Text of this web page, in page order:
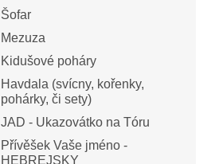
Šofar
Mezuza
Kidušové poháry
Havdala (svícny, kořenky,
pohárky, či sety)
JAD - Ukazovátko na Tóru
Přívěšek Vaše jméno -
HEBREJSKY